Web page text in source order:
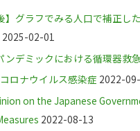
】グラフでみる人口で補正し
2025-02-01
ンデミックにおける循環器救
ロナウイルス感染症 2022-
on the Japanese
2022-08-13